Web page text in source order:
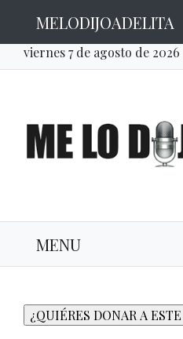
MELODIJOADELITA
viernes 7 de agosto de 2026
MENU